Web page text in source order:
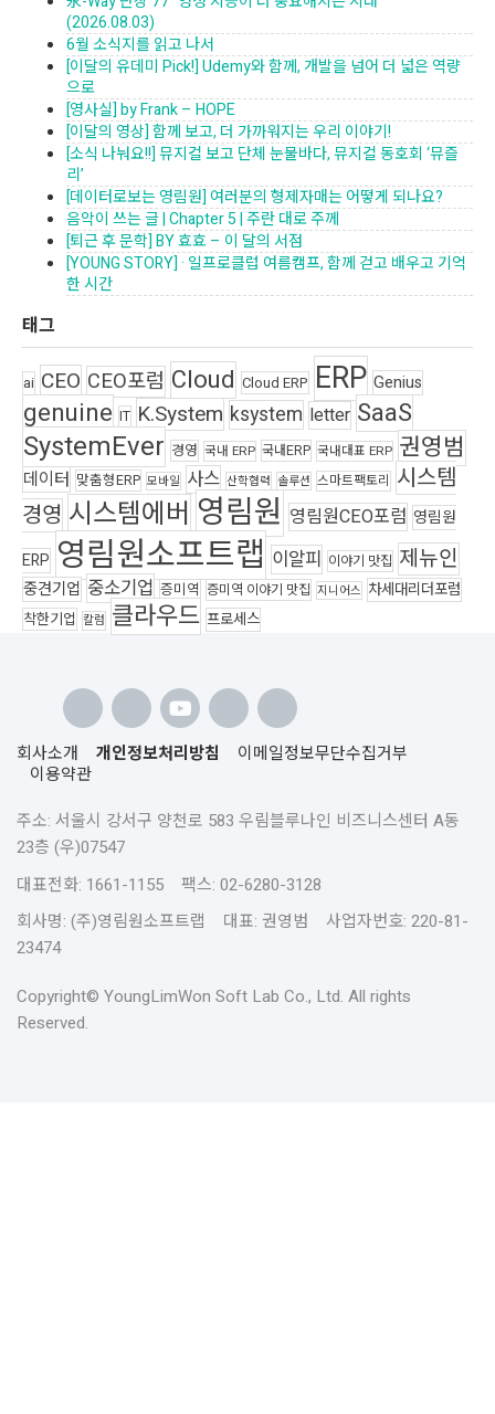
(2026.08.03)
6월 소식지를 읽고 나서
[이달의 유데미 Pick!] Udemy와 함께, 개발을 넘어 더 넓은 역량
으로
[영사실] by Frank – HOPE
[이달의 영상] 함께 보고, 더 가까워지는 우리 이야기!
[소식 나눠요!!] 뮤지컬 보고 단체 눈물바다, 뮤지컬 동호회 ‘뮤즐
리’
[데이터로보는 영림원] 여러분의 형제자매는 어떻게 되나요?
음악이 쓰는 글 | Chapter 5 | 주란 대로 주께
[퇴근 후 문학] BY 효효 – 이 달의 서점
[YOUNG STORY] · 일프로클럽 여름캠프, 함께 걷고 배우고 기억
한 시간
태그
ai CEO CEO포럼 Cloud Cloud ERP ERP Genius
genuine IT K.System ksystem letter SaaS
SystemEver 경영 국내 ERP 국내ERP 국내대표 ERP 권영범
데이터 맞춤형ERP 모바일 사스 산학협력 솔루션 스마트팩토리 시스템
경영 시스템에버 영림원 영림원CEO포럼 영림원
ERP 영림원소프트랩 이알피 이야기 맛집 제뉴인
중견기업 중소기업 증미역 증미역 이야기 맛집 지니어스 차세대리더포럼
착한기업 칼럼 클라우드 프로세스
회사소개 개인정보처리방침
이메일정보무단수집거부
이용약관
주소: 서울시 강서구 양천로 583 우림블루나인 비즈니스센터 A동
23층 (우)07547
대표전화: 1661-1155 팩스: 02-6280-3128
회사명: (주)영림원소프트랩 대표: 권영범 사업자번호: 220-81-
23474
Copyright© YoungLimWon Soft Lab Co., Ltd. All rights
Reserved.